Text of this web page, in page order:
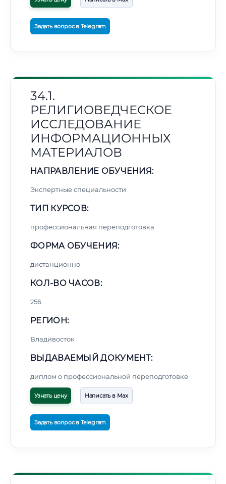
Задать вопрос в Telegram
34.1.
РЕЛИГИОВЕДЧЕСКОЕ
ИССЛЕДОВАНИЕ
ИНФОРМАЦИОННЫХ
МАТЕРИАЛОВ
НАПРАВЛЕНИЕ ОБУЧЕНИЯ:
Экспертные специальности
ТИП КУРСОВ:
профессиональная переподготовка
ФОРМА ОБУЧЕНИЯ:
дистанционно
КОЛ-ВО ЧАСОВ:
256
РЕГИОН:
Владивосток
ВЫДАВАЕМЫЙ ДОКУМЕНТ:
диплом о профессиональной переподготовке
Узнать цену Написать в Max
Задать вопрос в Telegram